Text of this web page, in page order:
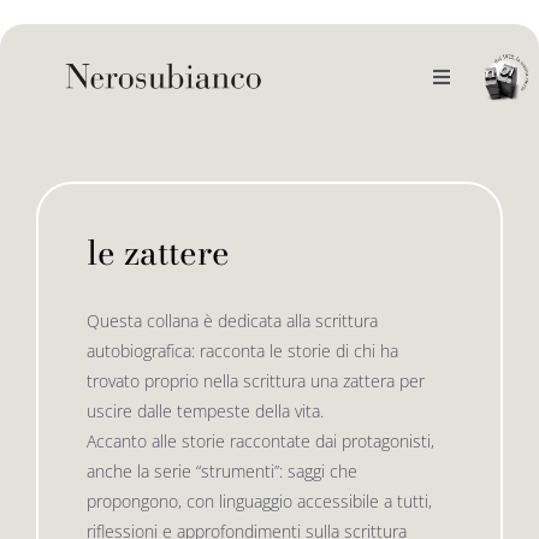
to
Toggle
il catalogo
le bandiere le bandiere in verticale
le drizze
e-book
le zattere
Questa collana è dedicata alla scrittura
autobiografica: racconta le storie di chi ha
trovato proprio nella scrittura una zattera per
uscire dalle tempeste della vita.
Accanto alle storie raccontate dai protagonisti,
anche la serie “strumenti”: saggi che
propongono, con linguaggio accessibile a tutti,
riflessioni e approfondimenti sulla scrittura